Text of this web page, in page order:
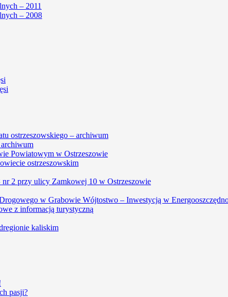
– 2011
– 2008
ostrzeszowskiego – archiwum
Powiatowym w Ostrzeszowie
ostrzeszowskim
2 przy ulicy Zamkowej 10 w Ostrzeszowie
w Grabowie Wójtostwo – Inwestycją w
z informacją turystyczną
kaliskim
pasji?